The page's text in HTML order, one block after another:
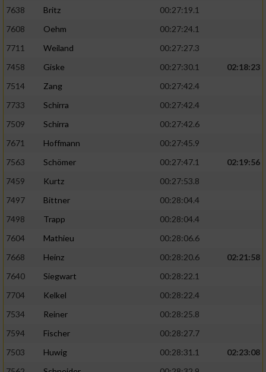
7638
Britz
00:27:19.1
7608
Oehm
00:27:24.1
7711
Weiland
00:27:27.3
7458
Giske 00:27:30.1
02:18:23
7514
Zang
00:27:42.4
7733
Schirra
00:27:42.4
7509
Schirra
00:27:42.6
7671
Hoffmann
00:27:45.9
7563
Schömer 00:27:47.1
02:19:56
7459
Kurtz
00:27:53.8
7497
Bittner
00:28:04.4
7498
Trapp
00:28:04.4
7604
Mathieu
00:28:06.6
7668
Heinz 00:28:20.6
02:21:58
7640
Siegwart
00:28:22.1
7704
Kelkel
00:28:22.4
7534
Reiner
00:28:25.8
7594
Fischer
00:28:27.7
7503
Huwig 00:28:31.1
02:23:08